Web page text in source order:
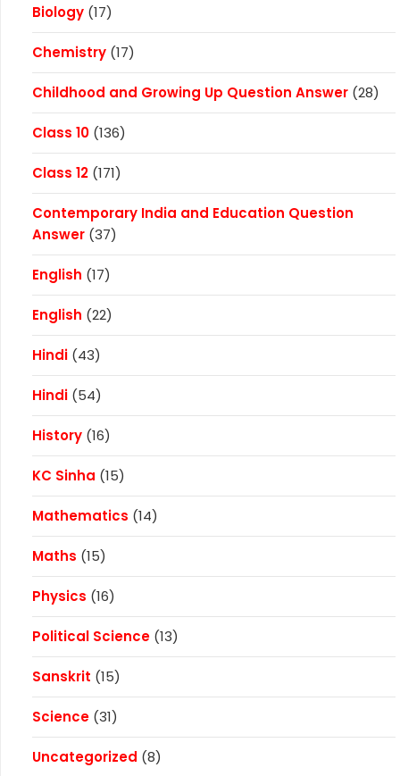
Biology (17)
Chemistry (17)
Childhood and Growing Up Question Answer (28)
Class 10 (136)
Class 12 (171)
Contemporary India and Education Question
Answer (37)
English (17)
English (22)
Hindi (43)
Hindi (54)
History (16)
KC Sinha (15)
Mathematics (14)
Maths (15)
Physics (16)
Political Science (13)
Sanskrit (15)
Science (31)
Uncategorized (8)